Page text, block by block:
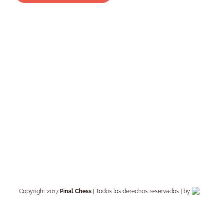
Copyright 2017 Pinal Chess| Todos los derechos reservados | by